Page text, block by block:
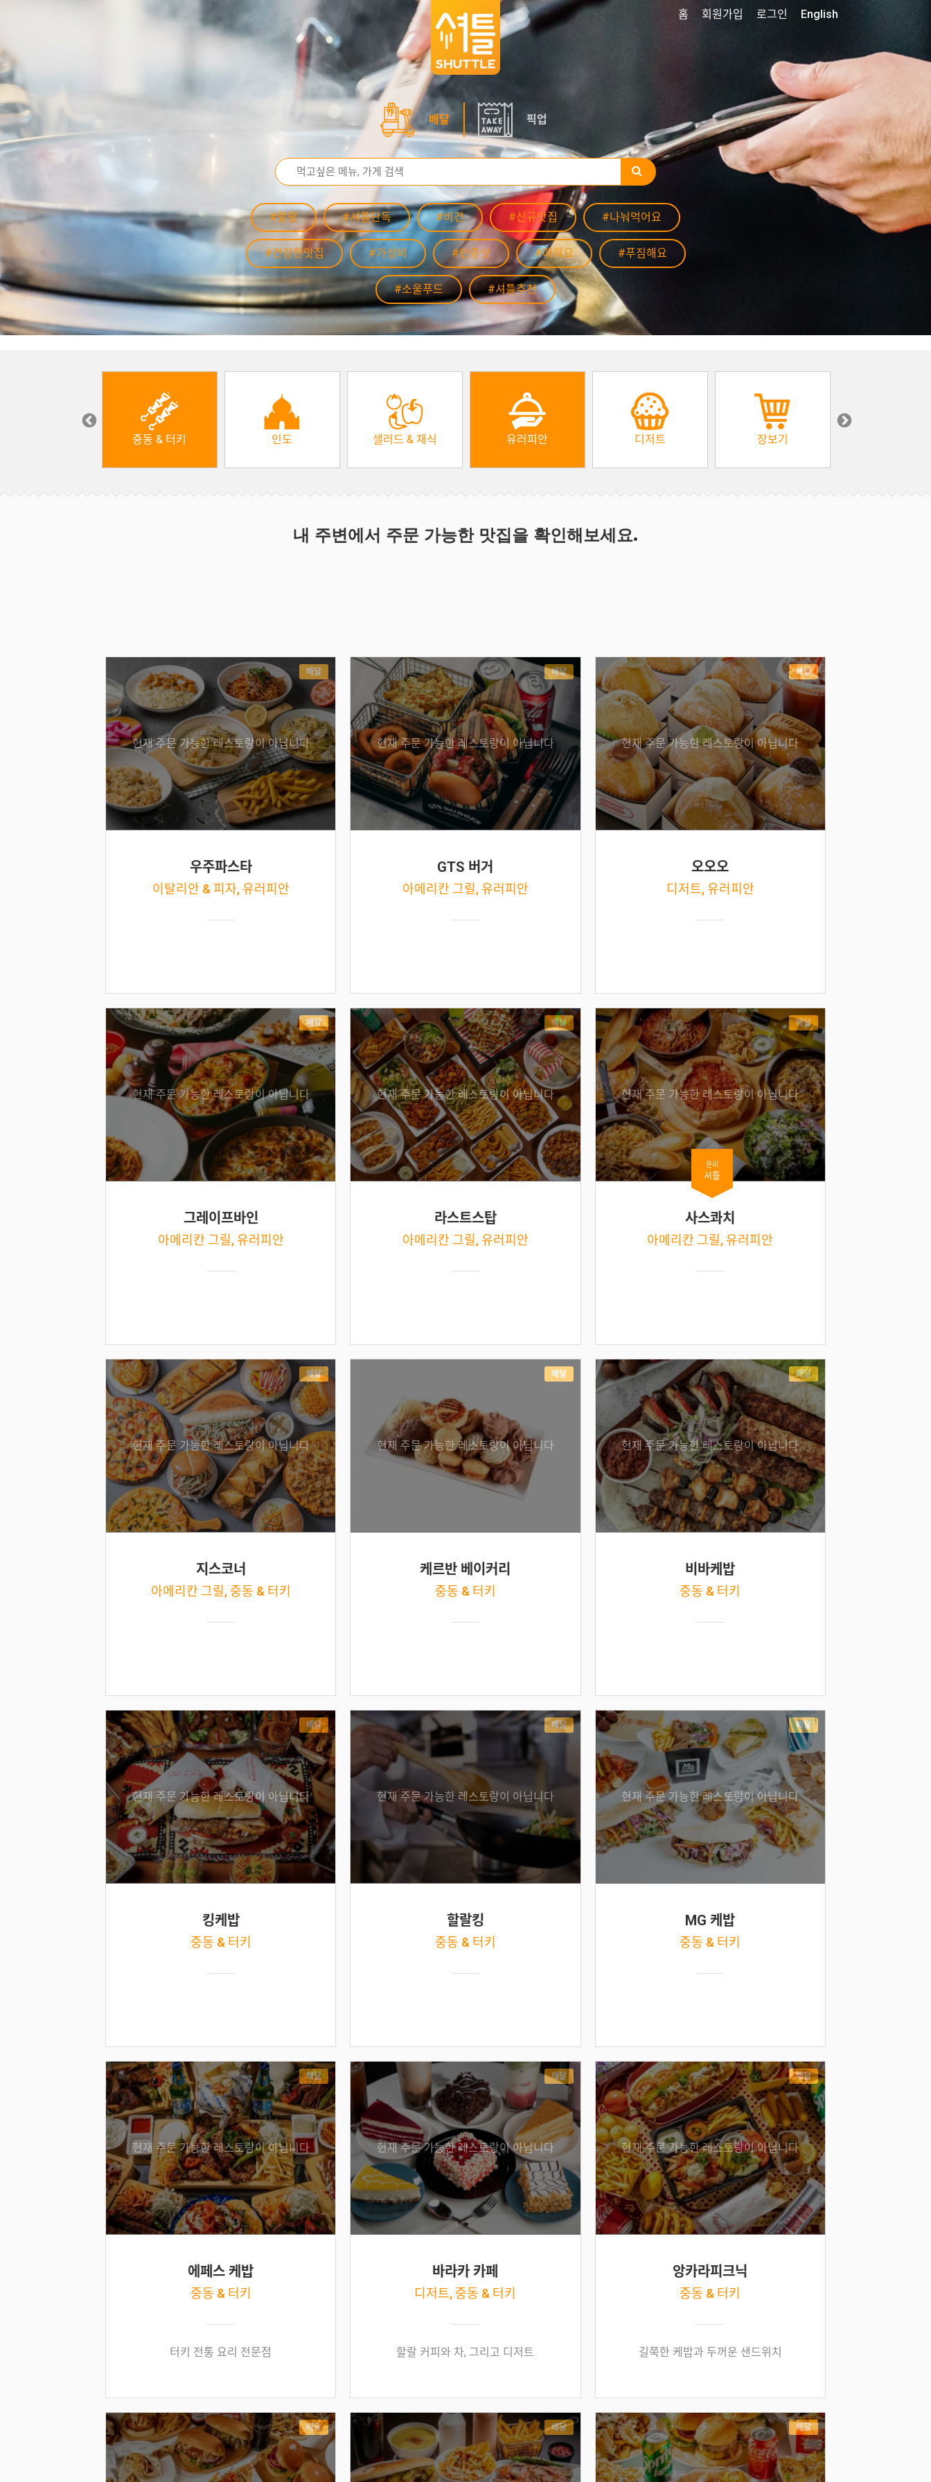
배달 픽업
#할랄 #셔틀단독 #비건 #신규맛집 #나눠먹어요
#건강한맛집 #가성비 #인증샷 #매워요 #푸짐해요
#소울푸드 #셔틀추천
홈 회원가입 로그인 English
중동 & 터키 인도 샐러드 & 채식 유러피안 디저트 장보기
내 주변에서 주문 가능한 맛집을 확인해보세요.
배달
현재 주문 가능한 레스토랑이 아닙니다
우주파스타
이탈리안 & 피자, 유러피안
배달
현재 주문 가능한 레스토랑이 아닙니다
GTS 버거
아메리칸 그릴, 유러피안
배달
현재 주문 가능한 레스토랑이 아닙니다
오오오
디저트, 유러피안
배달
현재 주문 가능한 레스토랑이 아닙니다
그레이프바인
아메리칸 그릴, 유러피안
배달
현재 주문 가능한 레스토랑이 아닙니다
라스트스탑
아메리칸 그릴, 유러피안
배달
현재 주문 가능한 레스토랑이 아닙니다
온리
셔틀
사스콰치
아메리칸 그릴, 유러피안
배달
현재 주문 가능한 레스토랑이 아닙니다
지스코너
아메리칸 그릴, 중동 & 터키
배달
현재 주문 가능한 레스토랑이 아닙니다
케르반 베이커리
중동 & 터키
배달
현재 주문 가능한 레스토랑이 아닙니다
비바케밥
중동 & 터키
배달
현재 주문 가능한 레스토랑이 아닙니다
킹케밥
중동 & 터키
배달
현재 주문 가능한 레스토랑이 아닙니다
할랄킹
중동 & 터키
배달
현재 주문 가능한 레스토랑이 아닙니다
MG 케밥
중동 & 터키
배달
현재 주문 가능한 레스토랑이 아닙니다
에페스 케밥
중동 & 터키
터키 전통 요리 전문점
배달
현재 주문 가능한 레스토랑이 아닙니다
바라카 카페
디저트, 중동 & 터키
할랄 커피와 차, 그리고 디저트
배달
현재 주문 가능한 레스토랑이 아닙니다
앙카라피크닉
중동 & 터키
길쭉한 케밥과 두꺼운 샌드위치
배달 배달 배달